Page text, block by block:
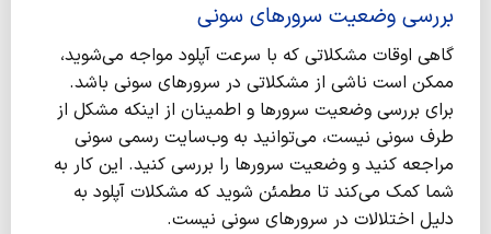
بررسی وضعیت سرورهای سونی
گاهی اوقات مشکلاتی که با سرعت آپلود مواجه می‌شوید،
ممکن است ناشی از مشکلاتی در سرورهای سونی باشد.
برای بررسی وضعیت سرورها و اطمینان از اینکه مشکل از
طرف سونی نیست، می‌توانید به وب‌سایت رسمی سونی
مراجعه کنید و وضعیت سرورها را بررسی کنید. این کار به
شما کمک می‌کند تا مطمئن شوید که مشکلات آپلود به
دلیل اختلالات در سرورهای سونی نیست.